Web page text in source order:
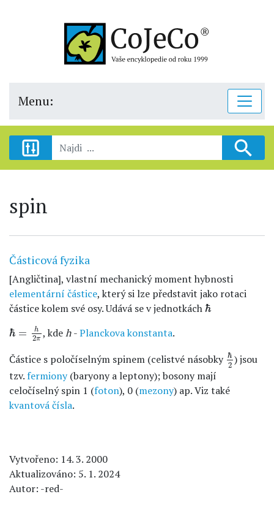
Menu:
spin
Částicová fyzika
[Angličtina], vlastní mechanický moment hybnosti
elementární částice, který si lze představit jako rotaci
částice kolem své osy. Udává se v jednotkáchℏ
ℏ
ℏ = h
2π
ℏ π , kdeh-Planckova konstanta.
Částice s poločíselným spinem (celistvé násobky ℏ
2
ℏ2) jsou
tzv. fermiony(baryony a leptony); bosony mají
celočíselný spin 1 (foton), 0 (mezony) ap. Viz také
kvantová čísla.
Vytvořeno: 14. 3. 2000
Aktualizováno: 5. 1. 2024
Autor: -red-